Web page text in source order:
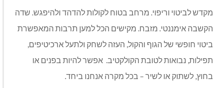
מקדש לביטוי וריפוי. מרחב בטוח לקולות להדהד ולהיפגש. שדה
הקשבה אימננטי. מזבח. מקישים הכל למען תרבות המאפשרת
ביטוי חופשי של הגוף והקול, העזה לשחק ולתעל ארכיטיפים,
תפילות, נבואות לטובת הקולקטיב. אפשר להיות בפנים או
בחוץ, לשתוק או לשיר – בכל מקרה אנחנו ביחד.